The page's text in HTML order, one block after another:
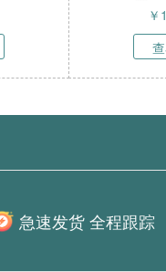
￥
急速发货 全程跟踪